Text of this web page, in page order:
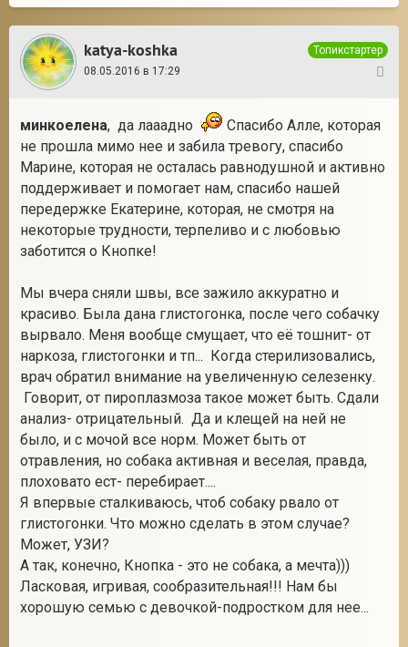
katya-koshka
Топикстартер
08.05.2016 в 17:29
минкоелена, да лааадно
Спасибо Алле, которая
не прошла мимо нее и забила тревогу, спасибо
Марине, которая не осталась равнодушной и активно
поддерживает и помогает нам, спасибо нашей
передержке Екатерине, которая, не смотря на
некоторые трудности, терпеливо и с любовью
заботится о Кнопке!
Мы вчера сняли швы, все зажило аккуратно и
красиво. Была дана глистогонка, после чего собачку
вырвало. Меня вообще смущает, что её тошнит- от
наркоза, глистогонки и тп... Когда стерилизовались,
врач обратил внимание на увеличенную селезенку.
Говорит, от пироплазмоза такое может быть. Сдали
анализ- отрицательный. Да и клещей на ней не
было, и с мочой все норм. Может быть от
отравления, но собака активная и веселая, правда,
плоховато ест- перебирает....
Я впервые сталкиваюсь, чтоб собаку рвало от
глистогонки. Что можно сделать в этом случае?
Может, УЗИ?
А так, конечно, Кнопка - это не собака, а мечта)))
Ласковая, игривая, сообразительная!!! Нам бы
хорошую семью с девочкой-подростком для нее...